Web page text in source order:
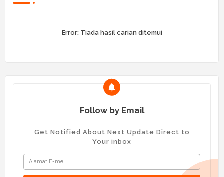
Error:Tiada hasil carian ditemui
Follow by Email
Get Notified About Next Update Direct to
Your inbox